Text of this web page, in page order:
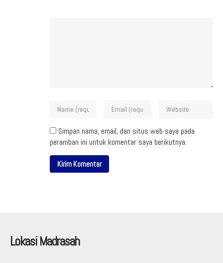
Simpan nama, email, dan situs web saya pada
peramban ini untuk komentar saya berikutnya.
Lokasi Madrasah